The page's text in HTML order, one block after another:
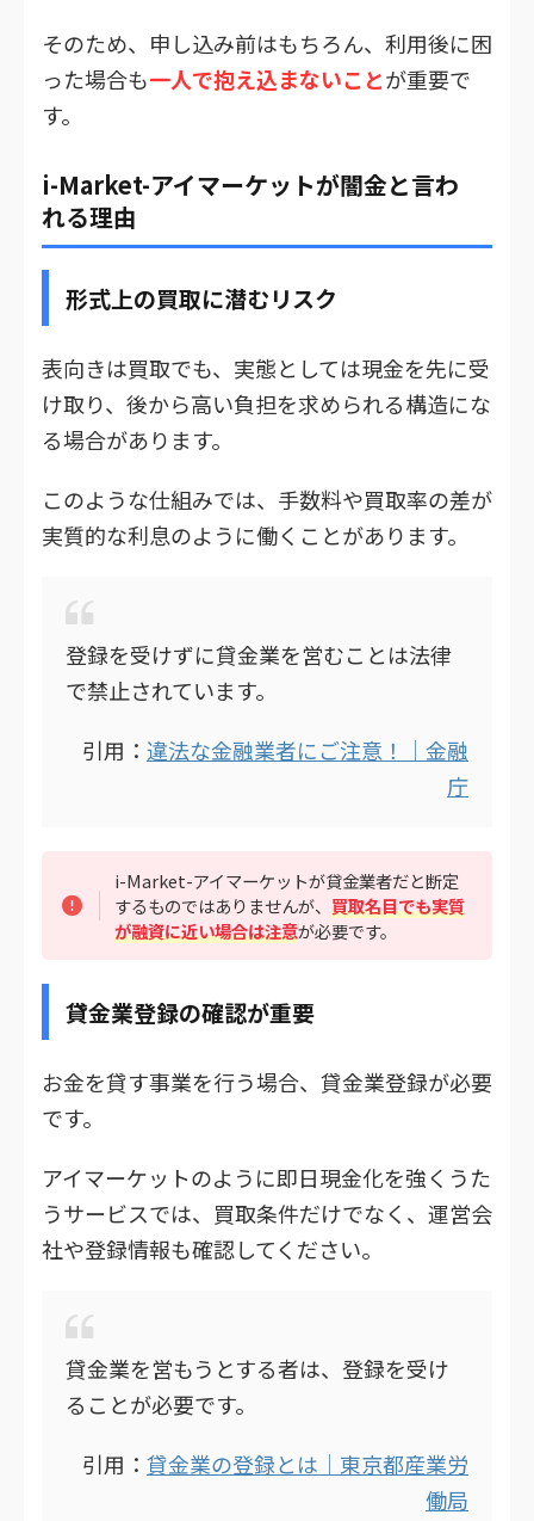
そのため、申し込み前はもちろん、利用後に困
った場合も一人で抱え込まないことが重要で
す。
i-Market-アイマーケットが闇金と言わ
れる理由
形式上の買取に潜むリスク
表向きは買取でも、実態としては現金を先に受
け取り、後から高い負担を求められる構造にな
る場合があります。
このような仕組みでは、手数料や買取率の差が
実質的な利息のように働くことがあります。
登録を受けずに貸金業を営むことは法律
で禁止されています。
引用： 違法な金融業者にご注意！｜金融
庁
i-Market-アイマーケットが貸金業者だと断定
するものではありませんが、買取名目でも実質
が融資に近い場合は注意が必要です。
貸金業登録の確認が重要
お金を貸す事業を行う場合、貸金業登録が必要
です。
アイマーケットのように即日現金化を強くうた
うサービスでは、買取条件だけでなく、運営会
社や登録情報も確認してください。
貸金業を営もうとする者は、登録を受け
ることが必要です。
引用： 貸金業の登録とは｜東京都産業労
働局